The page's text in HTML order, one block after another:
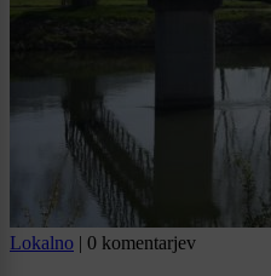
Lokalno | 0 komentarjev